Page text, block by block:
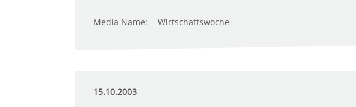
Media Name: Wirtschaftswoche
15.10.2003